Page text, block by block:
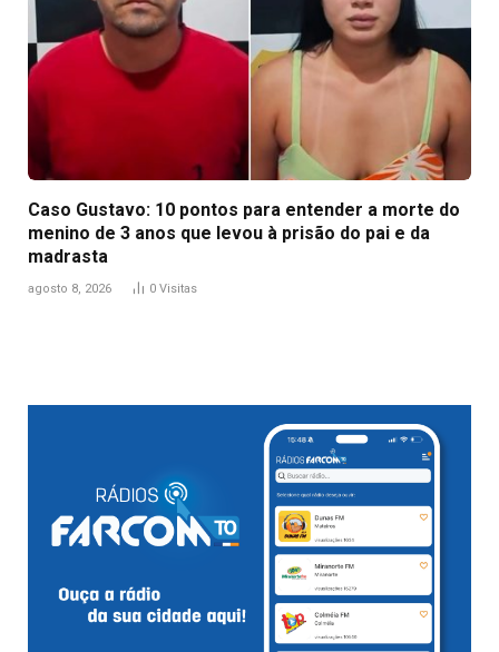
Caso Gustavo: 10 pontos para entender a morte do
menino de 3 anos que levou à prisão do pai e da
madrasta
agosto 8, 2026 0 Visitas